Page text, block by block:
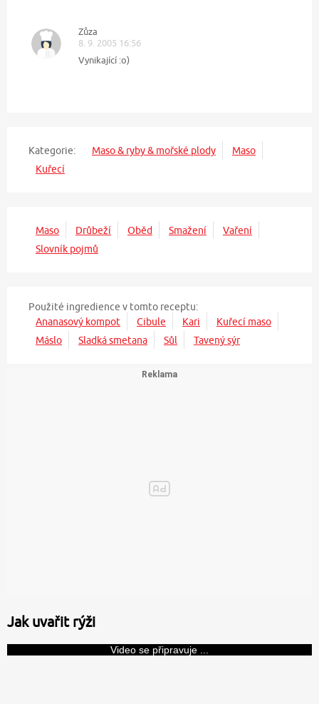
Zůza
8. 9. 2005 16:56
Vynikající :o)
Kategorie: Maso & ryby & mořské plody
Maso
Kuřecí
Maso Drůbeží Oběd Smažení
Vaření
Slovník pojmů
Použité ingredience v tomto receptu:
Ananasový kompot
Cibule Kari
Kuřecí maso
Máslo
Sladká smetana Sůl Tavený sýr
Jak uvařit rýži
Video se připravuje ...